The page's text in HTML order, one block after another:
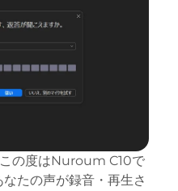
の度はNuroum C10で
たの声が録音・再生さ